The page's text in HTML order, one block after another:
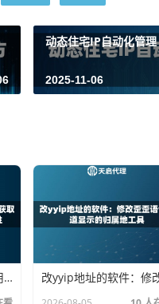
动态住宅IP自动化管
2025-11-06
国内住宅代理ip免费试用一天：获取纯净原生节点测试业务兼容性